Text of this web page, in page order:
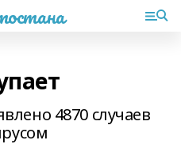
4870 случаев